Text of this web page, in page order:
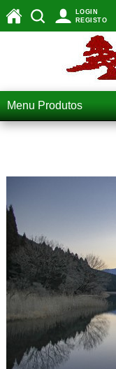
LOGIN
REGISTO
Menu Produtos